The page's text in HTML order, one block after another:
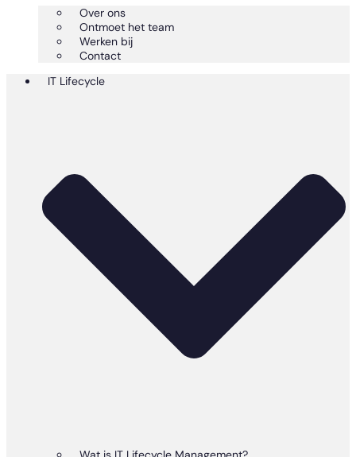
Over ons
Ontmoet het team
Werken bij
Contact
IT Lifecycle